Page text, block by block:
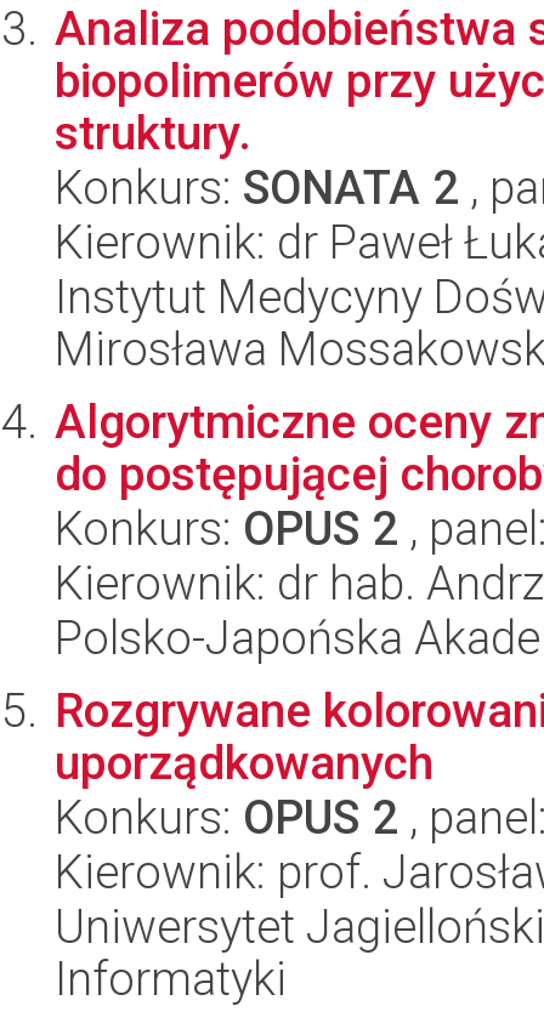
Analiza podobieństwa
biopolimerów przy
struktury.
Konkurs: SONATA 2 ,
Kierownik: dr Paweł
Instytut Medycyny
Mirosława
Algorytmiczne oceny
do postępującej
Konkurs: OPUS 2 ,
Kierownik: dr hab.
Polsko-Japońska
Rozgrywane
uporządkowanych
Konkurs: OPUS 2 ,
Kierownik: prof.
Uniwersytet
Informatyki